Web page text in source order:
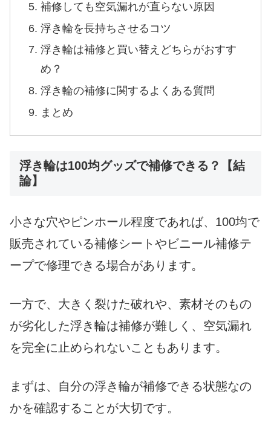
補修しても空気漏れが直らない原因
浮き輪を長持ちさせるコツ
浮き輪は補修と買い替えどちらがおすす
め？
浮き輪の補修に関するよくある質問
まとめ
浮き輪は100均グッズで補修できる？【結
論】
小さな穴やピンホール程度であれば、100均で
販売されている補修シートやビニール補修テ
ープで修理できる場合があります。
一方で、大きく裂けた破れや、素材そのもの
が劣化した浮き輪は補修が難しく、空気漏れ
を完全に止められないこともあります。
まずは、自分の浮き輪が補修できる状態なの
かを確認することが大切です。